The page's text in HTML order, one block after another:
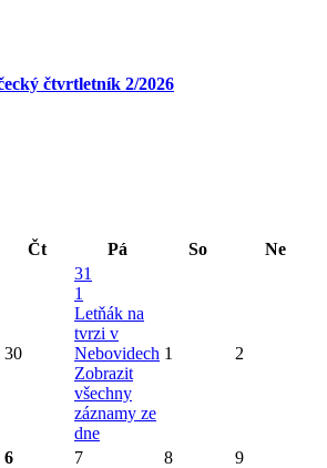
čtvrtletník 2/2026
Čt Pá So Ne
30
31
1
Letňák na
tvrzi v
Nebovidech
Zobrazit
všechny
záznamy ze
dne
1 2
6 7 8
9